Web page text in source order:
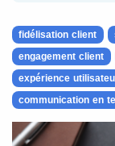
fidélisation client
engagement client
expérience
communication en